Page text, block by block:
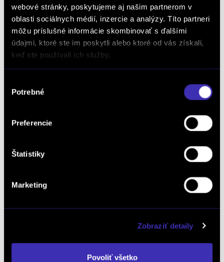
webové stránky, poskytujeme aj našim partnerom v
oblasti sociálnych médií, inzercie a analýzy. Títo partneri
môžu príslušné informácie skombinovať s ďalšími
údajmi, ktoré ste im poskytli alebo ktoré od vás získali,
keď ste používali ich služby.
súhlasu
Potrebné
Preferencie
Štatistiky
Marketing
Zobraziť detaily
Povoliť všetko
oboznámim TU.
a príslušenstvo